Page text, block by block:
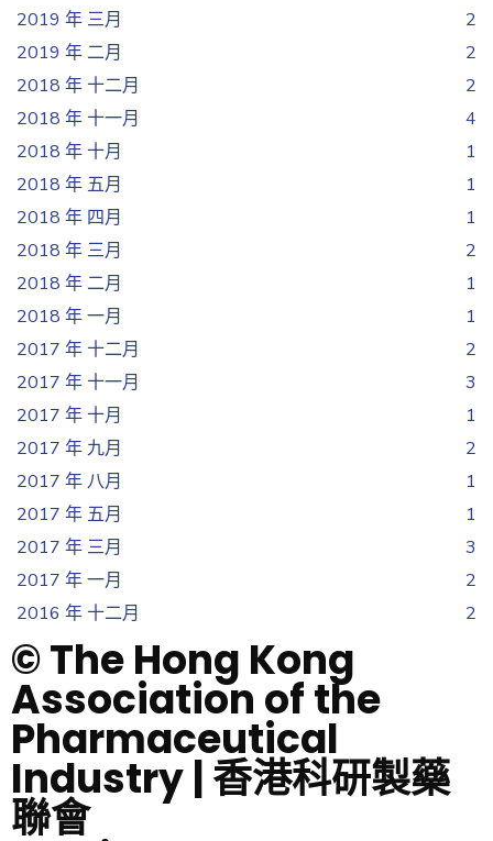
2019 年 三月
2
2019 年 二月
2
2018 年 十二月
2
2018 年 十一月
4
2018 年 十月
1
2018 年 五月
1
2018 年 四月
1
2018 年 三月
2
2018 年 二月
1
2018 年 一月
1
2017 年 十二月
2
2017 年 十一月
3
2017 年 十月
1
2017 年 九月
2
2017 年 八月
1
2017 年 五月
1
2017 年 三月
3
2017 年 一月
2
2016 年 十二月
2
© The Hong Kong
Association of the
Pharmaceutical
Industry | 香港科研製藥
聯會